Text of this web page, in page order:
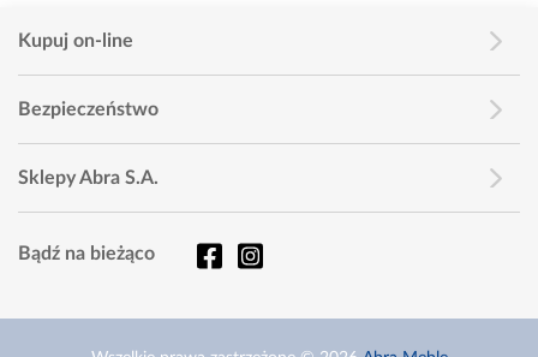
Kupuj on-line
Bezpieczeństwo
Sklepy Abra S.A.
Bądź na bieżąco